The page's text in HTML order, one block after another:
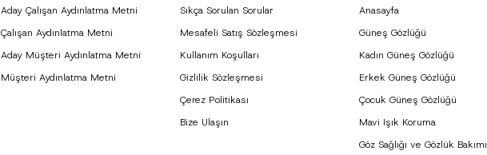
Aday Çalışan Aydınlatma Metni
Çalışan Aydınlatma Metni
Aday Müşteri Aydınlatma Metni
Müşteri Aydınlatma Metni
Sıkça Sorulan Sorular
Mesafeli Satış Sözleşmesi
Kullanım Koşulları
Gizlilik Sözleşmesi
Çerez Politikası
Bize Ulaşın
Anasayfa
Güneş Gözlüğü
Kadın Güneş Gözlüğü
Erkek Güneş Gözlüğü
Çocuk Güneş Gözlüğü
Mavi Işık Koruma
Göz Sağlığı ve Gözlük Bakımı